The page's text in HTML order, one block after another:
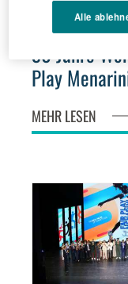
2026 - 05 - 06
30 Jahre
Play
2026 an
MEHR LESEN
Alle